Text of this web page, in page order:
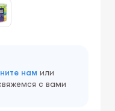
нам или
с вами